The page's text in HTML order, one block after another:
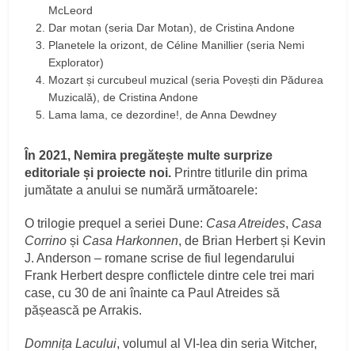
McLeord
Dar motan (seria Dar Motan), de Cristina Andone
Planetele la orizont, de Céline Manillier (seria Nemi
Explorator)
Mozart și curcubeul muzical (seria Povești din Pădurea
Muzicală), de Cristina Andone
Lama lama, ce dezordine!, de Anna Dewdney
În 2021, Nemira pregătește multe surprize
editoriale și proiecte noi. Printre titlurile din prima
jumătate a anului se numără următoarele:
O trilogie prequel a seriei Dune: Casa Atreides, Casa
Corrino și Casa Harkonnen, de Brian Herbert și Kevin
J. Anderson – romane scrise de fiul legendarului
Frank Herbert despre conflictele dintre cele trei mari
case, cu 30 de ani înainte ca Paul Atreides să
pășească pe Arrakis.
Domnița Lacului, volumul al VI-lea din seria Witcher,